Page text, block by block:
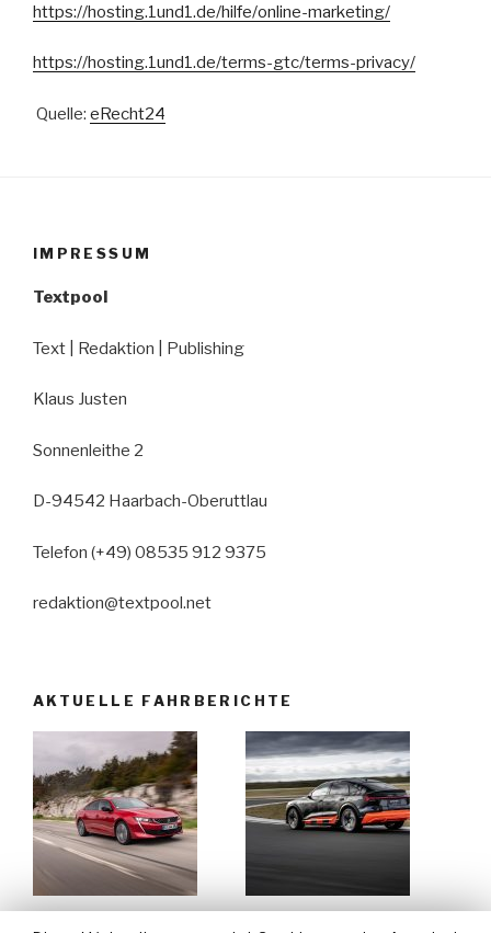
https://hosting.1und1.de/hilfe/online-marketing/
https://hosting.1und1.de/terms-gtc/terms-privacy/
Quelle: eRecht24
IMPRESSUM
Textpool
Text | Redaktion | Publishing
Klaus Justen
Sonnenleithe 2
D-94542 Haarbach-Oberuttlau
Telefon (+49) 08535 912 9375
redaktion@textpool.net
AKTUELLE FAHRBERICHTE